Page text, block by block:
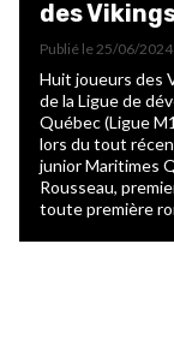
des
Publié le 25/06/2024
Huit joueurs des
de la Ligue de
Québec (Ligue
lors du tout
junior Maritimes
Rousseau,
toute première